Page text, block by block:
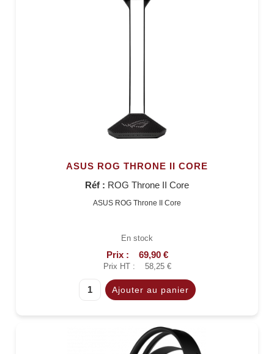
ASUS ROG THRONE II CORE
Réf : ROG Throne II Core
ASUS ROG Throne II Core
En stock
Prix : 69,90 €
Prix HT : 58,25 €